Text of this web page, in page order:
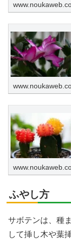
ふやし方
サボテンは、種
して挿し木や葉